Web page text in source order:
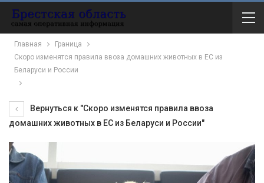
Главная
Граница
Скоро изменятся правила ввоза домашних животных в ЕС из
Беларуси и России
Вернуться к "Скоро изменятся правила ввоза
домашних животных в ЕС из Беларуси и России"